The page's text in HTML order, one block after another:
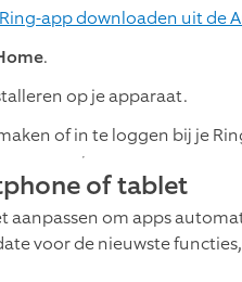
app downloaden uit de
.
op je apparaat.
of in te loggen bij je
of tablet
om apps
voor de nieuwste